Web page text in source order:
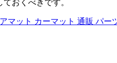
おくべきです。
マット カーマット 通販 パー